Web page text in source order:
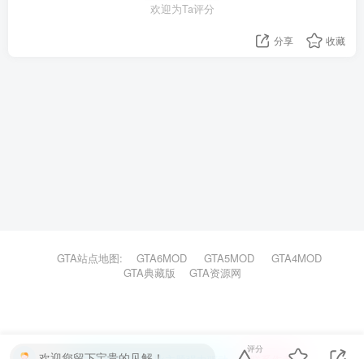
欢迎为Ta评分
分享 收藏
GTA站点地图: GTA6MOD GTA5MOD
GTA4MOD
GTA典藏版
GTA资源网
评分